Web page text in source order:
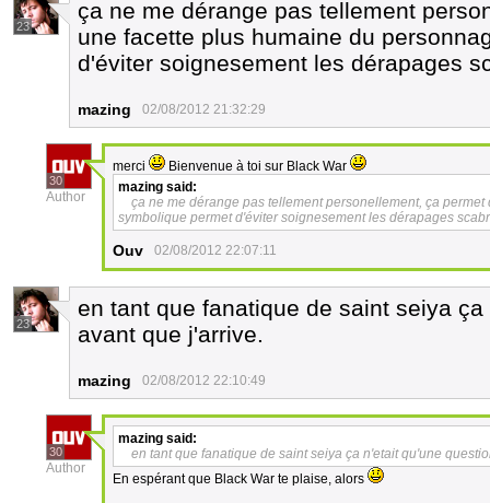
23
ça ne me dérange pas tellement
une facette plus humaine du
d'éviter soignesement les dérapages
mazing 02/08/2012 21:32:29
30
Author
merci
Bienvenue à toi sur Black War
mazing said:
ça ne me dérange pas tellement personellement, ça
symbolique permet d'éviter soignesement les dérapages
Ouv 02/08/2012 22:07:11
23
en tant que fanatique de saint seiya
avant que j'arrive.
mazing 02/08/2012 22:10:49
30
Author
mazing said:
en tant que fanatique de saint seiya ça n'etait qu'une
En espérant que Black War te plaise, alors